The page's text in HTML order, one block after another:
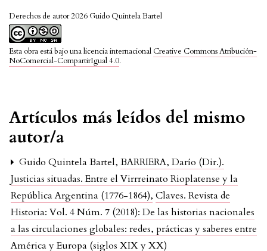
Derechos de autor 2026 Guido Quintela Bartel
Esta obra está bajo una licencia internacional Creative Commons Atribución-
NoComercial-CompartirIgual 4.0.
Artículos más leídos del mismo
autor/a
Guido Quintela Bartel, BARRIERA, Darío (Dir.).
Justicias situadas. Entre el Virrreinato Rioplatense y la
República Argentina (1776-1864), Claves. Revista de
Historia: Vol. 4 Núm. 7 (2018): De las historias nacionales
a las circulaciones globales: redes, prácticas y saberes entre
América y Europa (siglos XIX y XX)